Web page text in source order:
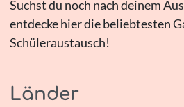
Suchst du noch nach deinem
entdecke hier die beliebtesten
Schüleraustausch!
Länder